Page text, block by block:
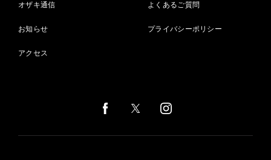
オザキ通信
お知らせ
アクセス
よくあるご質問
プライバシーポリシー